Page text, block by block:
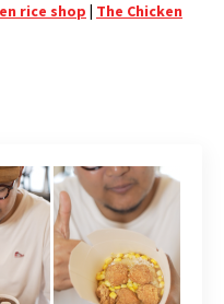
rice shop
The Chicken